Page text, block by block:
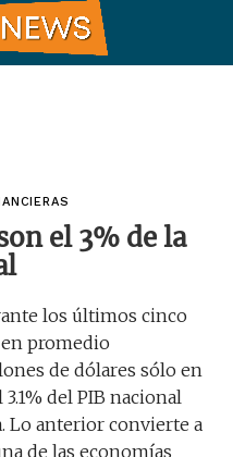
el 3% de la
los últimos cinco
promedio
de dólares sólo en
del PIB nacional
Lo anterior convierte a
de las economías